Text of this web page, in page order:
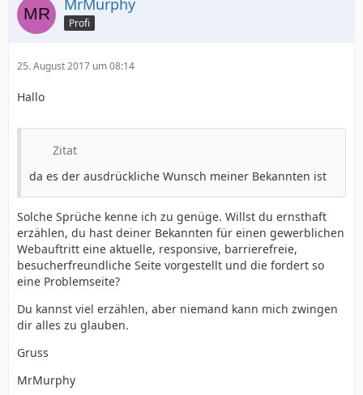
MrMurphy
Profi
25. August 2017 um 08:14
Hallo
Zitat
da es der ausdrückliche Wunsch meiner Bekannten ist
Solche Sprüche kenne ich zu genüge. Willst du ernsthaft
erzählen, du hast deiner Bekannten für einen gewerblichen
Webauftritt eine aktuelle, responsive, barrierefreie,
besucherfreundliche Seite vorgestellt und die fordert so
eine Problemseite?
Du kannst viel erzählen, aber niemand kann mich zwingen
dir alles zu glauben.
Gruss
MrMurphy